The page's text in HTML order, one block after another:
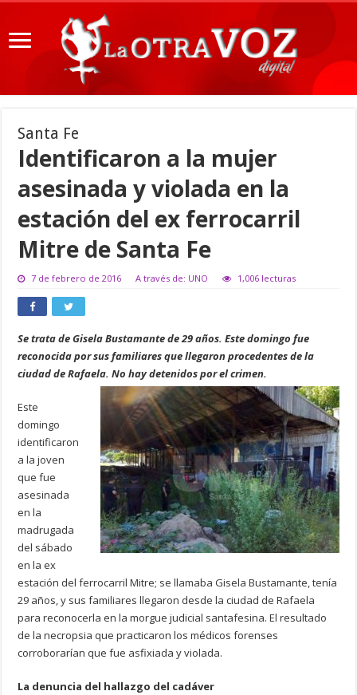
Santa Fe
Identificaron a la mujer
asesinada y violada en la
estación del ex ferrocarril
Mitre de Santa Fe
7 de febrero de 2016 A través de: UNO 1,006 lecturas
Se trata de Gisela Bustamante de 29 años. Este domingo fue
reconocida por sus familiares que llegaron procedentes de la
ciudad de Rafaela. No hay detenidos por el crimen.
Este
domingo
identificaron
a la joven
que fue
asesinada
en la
madrugada
del sábado
en la ex
estación del ferrocarril Mitre; se llamaba Gisela Bustamante, tenía
29 años, y sus familiares llegaron desde la ciudad de Rafaela
para reconocerla en la morgue judicial santafesina. El resultado
de la necropsia que practicaron los médicos forenses
corroborarían que fue asfixiada y violada.
La denuncia del hallazgo del cadáver